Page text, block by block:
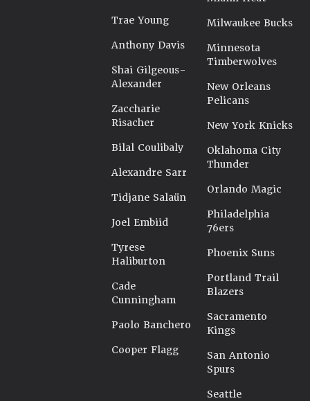
Trae Young
Anthony Davis
Shai Gilgeous-
Alexander
Zaccharie
Risacher
Bilal Coulibaly
Alexandre Sarr
Tidjane Salaün
Joel Embiid
Tyrese
Haliburton
Cade
Cunningham
Paolo Banchero
Cooper Flagg
Milwaukee Bucks
Minnesota
Timberwolves
New Orleans
Pelicans
New York Knicks
Oklahoma City
Thunder
Orlando Magic
Philadelphia
76ers
Phoenix Suns
Portland Trail
Blazers
Sacramento
Kings
San Antonio
Spurs
Seattle